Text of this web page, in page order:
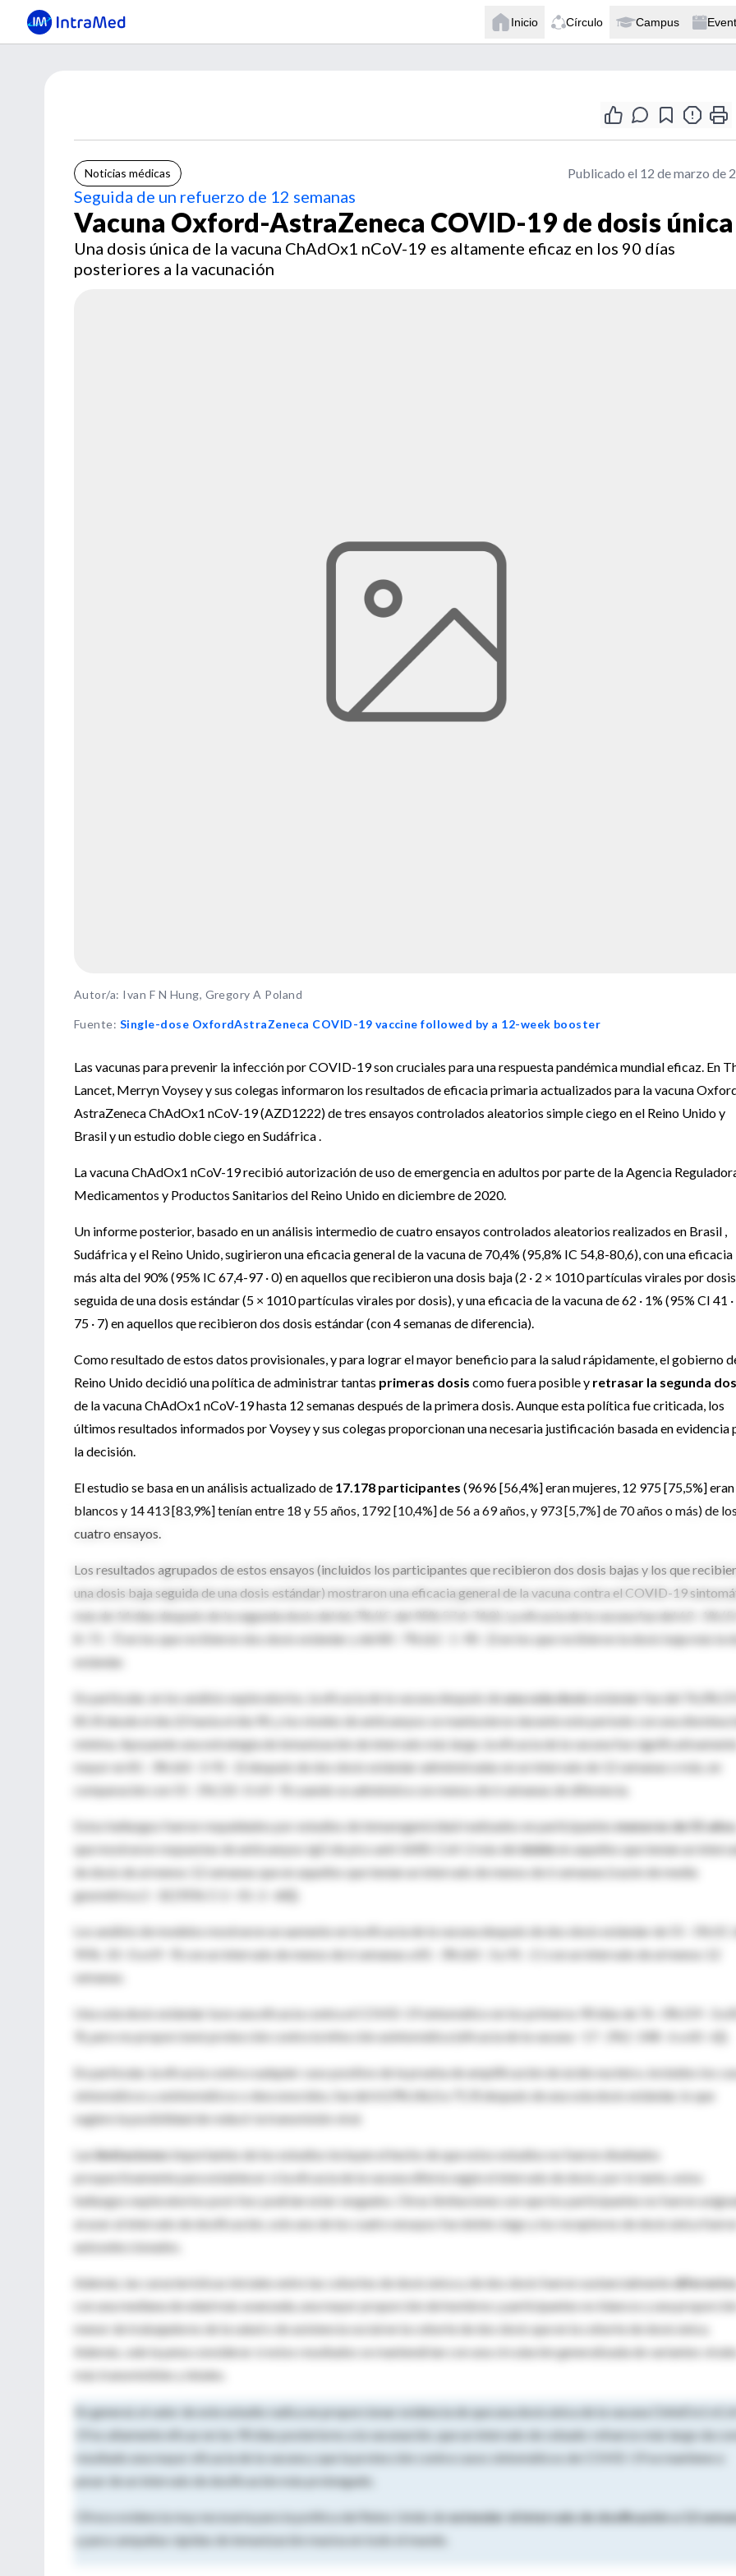
Inicio Círculo Campus
Noticias médicas Publicado el 12 de marzo de
Seguida de un refuerzo de 12 semanas
Vacuna Oxford-AstraZeneca COVID-19 de dosis única
Una dosis única de la vacuna ChAdOx1 nCoV-19 es altamente eficaz en los 90 días
posteriores a la vacunación
Autor/a: Ivan F N Hung, Gregory A Poland
Fuente: Single-dose OxfordAstraZeneca COVID-19 vaccine followed by a 12-week booster
Las vacunas para prevenir la infección por COVID-19 son cruciales para una respuesta pandémica mundial eficaz. En
Lancet, Merryn Voysey y sus colegas informaron los resultados de eficacia primaria actualizados para la vacuna
AstraZeneca ChAdOx1 nCoV-19 (AZD1222) de tres ensayos controlados aleatorios simple ciego en el Reino Unido y
Brasil y un estudio doble ciego en Sudáfrica .
La vacuna ChAdOx1 nCoV-19 recibió autorización de uso de emergencia en adultos por parte de la Agencia
Medicamentos y Productos Sanitarios del Reino Unido en diciembre de 2020.
Un informe posterior, basado en un análisis intermedio de cuatro ensayos controlados aleatorios realizados en Brasil ,
Sudáfrica y el Reino Unido, sugirieron una eficacia general de la vacuna de 70,4% (95,8% IC 54,8-80,6), con una eficacia
más alta del 90% (95% IC 67,4-97 · 0) en aquellos que recibieron una dosis baja (2 · 2 × 1010 partículas virales por
seguida de una dosis estándar (5 × 1010 partículas virales por dosis), y una eficacia de la vacuna de 62 · 1% (95% CI 41 ·
75 · 7) en aquellos que recibieron dos dosis estándar (con 4 semanas de diferencia).
Como resultado de estos datos provisionales, y para lograr el mayor beneficio para la salud rápidamente, el gobierno
Reino Unido decidió una política de administrar tantas primeras dosis como fuera posible y retrasar la segunda
de la vacuna ChAdOx1 nCoV-19 hasta 12 semanas después de la primera dosis. Aunque esta política fue criticada, los
últimos resultados informados por Voysey y sus colegas proporcionan una necesaria justificación basada en evidencia
la decisión.
El estudio se basa en un análisis actualizado de 17.178 participantes (9696 [56,4%] eran mujeres, 12 975 [75,5%] eran
blancos y 14 413 [83,9%] tenían entre 18 y 55 años, 1792 [10,4%] de 56 a 69 años, y 973 [5,7%] de 70 años o más) de los
cuatro ensayos.
Los resultados agrupados de estos ensayos (incluidos los participantes que recibieron dos dosis bajas y los que
una dosis baja seguida de una dosis estándar) mostraron una eficacia general de la vacuna contra el COVID-19
más de 14 días después de la segunda dosis del 66,7% (IC del 95% 57,4-74,0). La eficacia de la vacuna fue del 63 · 1% (51
8–71 · 7) en los que recibieron dos dosis estándar y del 80 · 7% (62 · 1–90 · 2) en los que recibieron la dosis baja más la
estándar.
En particular, en los análisis exploratorios, la eficacia de la vacuna después deuna sola dosisestándar fue del 76,0%
85,9) desde el día 22 hasta el día 90, y los niveles de anticuerpos se mantuvieron durante este período con una
mínima. Apoyando una estrategia de inmunización de intervalo más largo, la eficacia de la vacuna fue significativamente
mayor en 81 · 3% (60 · 3-91 · 2) después de dos dosis estándar administradas en un intervalo de 12 semanas o más, en
comparación con 55 · 1% (33 · 0-69 · 9) cuando se administra con menos de 6 semanas de diferencia.
Estos hallazgos fueron respaldados por estudios de inmunogenicidad realizados en participantesmenores de 55 años
que mostraron respuestas de anticuerpos IgG de pico anti-SARS-CoV-2 más deldobleen aquellos que tenían un
de dosis de al menos 12 semanas que en aquellos que tenían un intervalo de menos de 6 semanas (razón de media
geométrica 2 · 32 [95% CI 2 · 01–2 · 68]).
Los análisis de modelos mostraron un aumento en la eficacia de la vacuna después de dos dosis estándar de 55 · 1% (IC
95%: 33 · 0 a 69 · 9) con un intervalo de menos de 6 semanas a 81 · 3% (60 · 3 a 91 · 2 ) con un intervalo de al menos 12
semanas.
Una sola dosis estándar tuvo una eficacia contra el COVID-19 sintomático en los primeros 90 días de 76 · 0% (59 · 3 a 85
9), pero no proporcionó protección contra la infección asintomática (eficacia de la vacuna −17 · 2% [−248 · 6 a 60 · 6]).
En particular, la eficacia contra cualquier caso positivo de la prueba de amplificación de ácido nucleico, incluidos los
sintomáticos y asintomáticos o desconocidos, fue del 63,9% (46,0 a 75,9) después de una sola dosis estándar, lo que
sugiere la posibilidad de reducir la transmisión viral.
Laslimitacionesimportantes de los estudios incluyen el hecho de que estos estudios no fueron diseñados
prospectivamente para establecer si la eficacia de la vacuna difería según el intervalo de dosis; por lo tanto, estos
hallazgos exploratorios post-hoc podrían estar sesgados. Otras limitaciones son que los participantes no fueron
al azar al intervalo de dosificación, solo uno de los cuatro ensayos fue doble ciego y los receptores de dosis única fueron
autoseleccionados.
Además, las características iniciales entre las cohortes de dosis única y de dos dosis fueron sustancialmente
con una mediana de edad más avanzada, una mayor proporción de hombres y participantes no blancos y una proporción
menor de trabajadores de la salud o de asistencia social en la cohorte de dos dosis que en la cohorte de dosis única.
Además, vale la pena considerar si estos resultados se mantendrían con una circulación generalizada de variantes virales
más transmisibles y letales.
En general, el valor de este estudio radica en proporcionar evidencia de que una dosis única de la vacuna ChAdOx1
19 es altamente eficaz en los 90 días posteriores a la vacunación, que un intervalo de cebado-refuerzo más largo da
resultado una mayor eficacia de la vacuna y que la protección contra casos sintomáticos de COVID-19 se mantiene a
pesar de un intervalo de dosificación más prolongado.
Ofrece evidencia muy necesaria para la política del Reino Unido deextender el intervalo de dosificación a 12
y para campañas rápidas de inmunización masiva en todo el mundo.